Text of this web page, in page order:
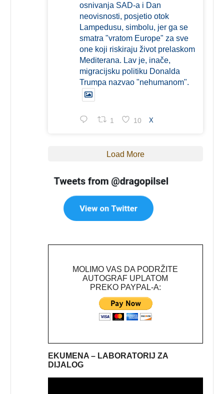
osnivanja SAD-a i Dan
neovisnosti, posjetio otok
Lampedusu, simbolu, jer ga se
smatra "vratom Europe" za sve
one koji riskiraju život prelaskom
Mediterana. Lav je, inače,
migracijsku politiku Donalda
Trumpa nazvao "nehumanom".
1 10 X
Load More
MOLIMO VAS DA PODRŽITE
AUTOGRAF UPLATOM
PREKO PAYPAL-A:
EKUMENA – LABORATORIJ ZA
DIJALOG